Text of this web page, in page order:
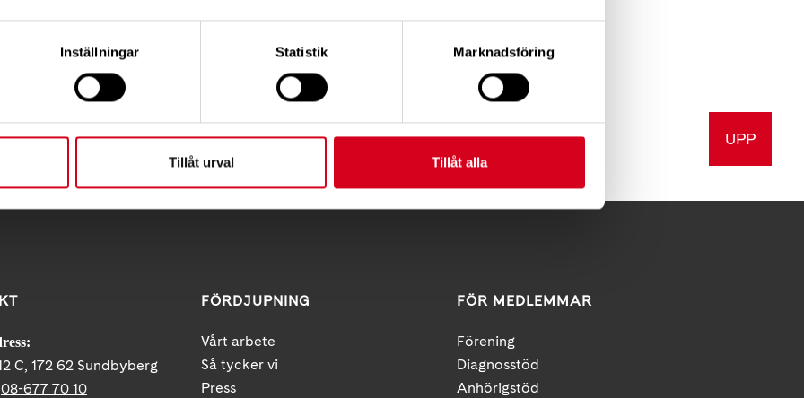
Inställningar Statistik Marknadsföring
Tillåt urval Tillåt alla
diskussion kring vissa frågor.
Tipsa Skriv ut UPP
C, 172 62 Sundbyberg
08-677 70 10
FÖRDJUPNING
Vårt arbete
Så tycker vi
Press
FÖR MEDLEMMAR
Förening
Diagnosstöd
Anhörigstöd